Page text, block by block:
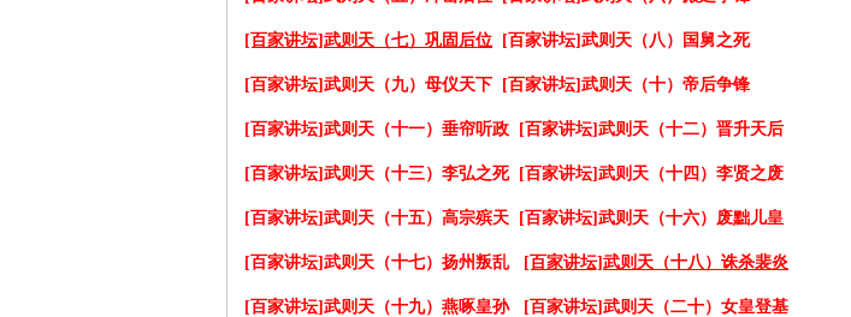
[百家讲坛]武则天（七）巩固后位 [百家讲坛]武则天（八）国舅之死
[百家讲坛]武则天（九）母仪天下 [百家讲坛]武则天（十）帝后争锋
[百家讲坛]武则天（十一）垂帘听政 [百家讲坛]武则天（十二）晋升天后
[百家讲坛]武则天（十三）李弘之死 [百家讲坛]武则天（十四）李贤之废
[百家讲坛]武则天（十五）高宗殡天 [百家讲坛]武则天（十六）废黜儿皇
[百家讲坛]武则天（十七）扬州叛乱 [百家讲坛]武则天（十八）诛杀裴炎
[百家讲坛]武则天（十九）燕啄皇孙 [百家讲坛]武则天（二十）女皇登基